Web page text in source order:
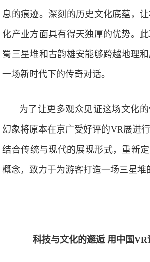
息的痕迹。深刻的历史文化底蕴，
化产业方面具有得天独厚的优势。
蜀三星堆和古韵雄安能够跨越地理
一场新时代下的传奇对话。
为了让更多观众见证这场文化
幻象将原本在京广受好评的VR展进
结合传统与现代的展现形式，重新
概念，致力于为游客打造一场三星堆
科技与文化的邂逅 用中国VR